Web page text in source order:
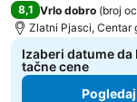
8,1 Vrlo dobro (broj
Zlatni Pjasci, Centar
Izaberi datume
tačne cene